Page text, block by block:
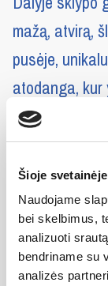
Šioje
Naudojame
bei skelbimus,
analizuoti
bendriname su
analizės
mažą, atvirą,
pusėje,
atodanga,
Miškas
praeinamas
mažesnių
slėniais
Rūstekonių
Jurbarko raj.,